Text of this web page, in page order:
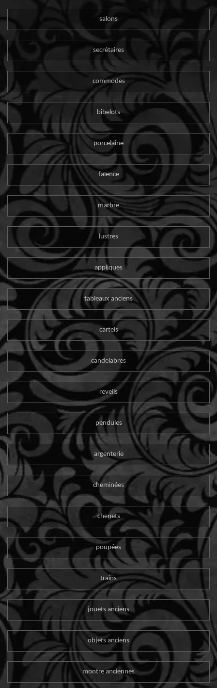
salons
secrétaires
commodes
bibelots
porcelaine
faïence
marbre
lustres
appliques
tableaux anciens
cartels
candelabres
reveils
pendules
argenterie
cheminées
chenets
poupées
trains
jouets anciens
objets anciens
montre anciennes